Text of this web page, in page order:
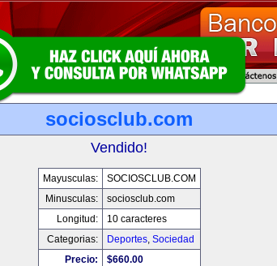
sociosclub.com
Vendido!
Mayusculas:
SOCIOSCLUB.COM
Minusculas:
sociosclub.com
Longitud:
10 caracteres
Categorias:
Deportes, Sociedad
Precio:
$660.00